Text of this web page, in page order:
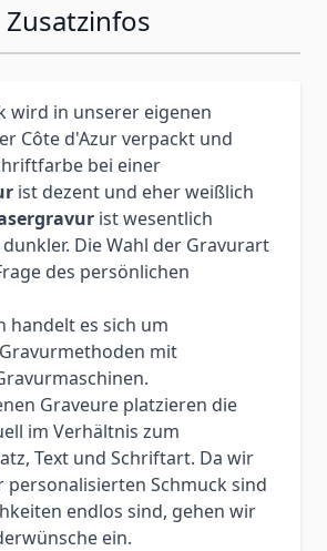
Zusatzinfos
wird in unserer eigenen
Côte d'Azur verpackt und
bei einer
ist dezent und eher weißlich
ist wesentlich
Die Wahl der Gravurart
des persönlichen
handelt es sich um
mit
Graveure platzieren die
im Verhältnis zum
Text und Schriftart. Da wir
personalisierten Schmuck sind
endlos sind, gehen wir
ein.